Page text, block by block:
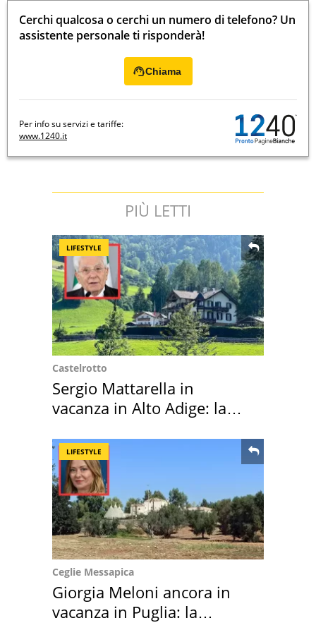
Cerchi qualcosa o cerchi un numero di telefono? Un
assistente personale ti risponderà!
Chiama
Per info su servizi e tariffe:
www.1240.it
PIÙ LETTI
LIFESTYLE
Castelrotto
Sergio Mattarella in
vacanza in Alto Adige: la
LIFESTYLE
Ceglie Messapica
Giorgia Meloni ancora in
vacanza in Puglia: la